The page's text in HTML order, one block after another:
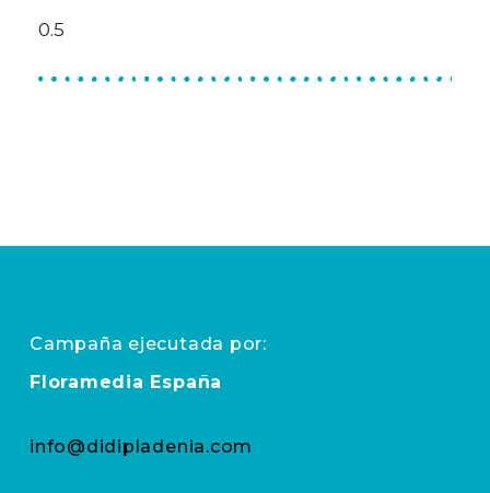
Campaña ejecutada por:
Floramedia España
info@didipladenia.com